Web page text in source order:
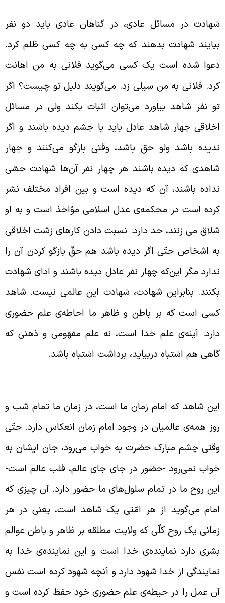
در مسائل عادی، در گناهان عادی باید دو نفر
شهادت بدهند که چه کسی به چه کسی ظلم کرد.
شده است یک کسی می‌گوید فلانی به من اهانت
فلانی به من سیلی زد. می‌گویند دلیل تو چیست؟ اگر
نفر شاهد بیاورد می‌توان اثبات بکند ولی در مسائل
چهار شاهد عادل باید با چشم دیده باشند و اگر
باشد ولو حق باشد، وقتی بازگو می‌کنند و چهار
که دیده باشند هر چهار نفر آن‌ها شهادت حسّی
باشند، آن که دیده است و بین افراد مختلف نشر
است در محکمه‌ی عدل اسلامی مؤاخذ است و به او
می‌ زنند، حد دارد. نسبت دادن کارهای زشت اخلاقی
اشخاص حتّی اگر دیده باشد هم حقّ بازگو کردن آن را
مگر این‌که چهار نفر عادل دیده باشند و ادای شهادت
بنابراین شهادت، شهادت این عالمی نیست. شاهد
است که بر باطن و ظاهر ما احاطه‌ی علم حضوری
آینه‌ی علم خدا است، نه علم مفهومی و ذهنی که
هم اشتباه دربیاید، برداشت اشتباه باشد.
شاهد که امام زمان ما است، در زمان ما تمام شب و
همه‌ی عالمیان در وجود امام زمان انعکاس دارد. حتّی
چشم مبارک حضرت به خواب می‌رود، جان ایشان به
نمی‌رود -حضور در جای جای عالم، قلب عالم است-
روح ما در تمام سلول‌های ما حضور دارد. آن چیزی که
می‌گوید از هر امّتی یک شاهد است، یعنی در هر
یک روح کلّی که ولایت مطلقه بر ظاهر و باطن عوالم
دارد نماینده‌ی خدا است و این نماینده‌ی خدا به
از خدا شهود دارد و آنچه شهود کرده است نفس
عمل را در حیطه‌ی علم حضوری خود حفظ کرده است و